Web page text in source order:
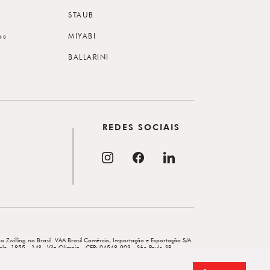
STAUB
MIYABI
BALLARINI
REDES SOCIAIS
no Brasil. VAA Brasil Comércio, Importação e Exportação S/A
1855 - 14º - Vila Olímpia - CEP: 04548-903 - São Paulo-SP.